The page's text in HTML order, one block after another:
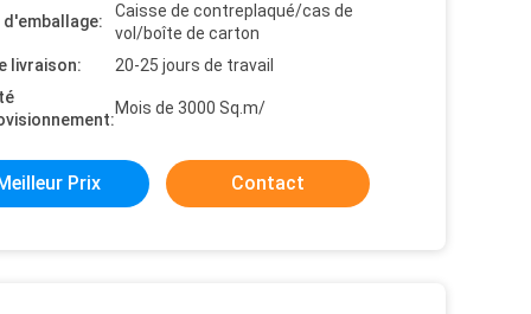
Caisse de contreplaqué/cas de
vol/boîte de carton
livraison:
20-25 jours de travail
Mois de 3000 Sq.m/
Prix Contact